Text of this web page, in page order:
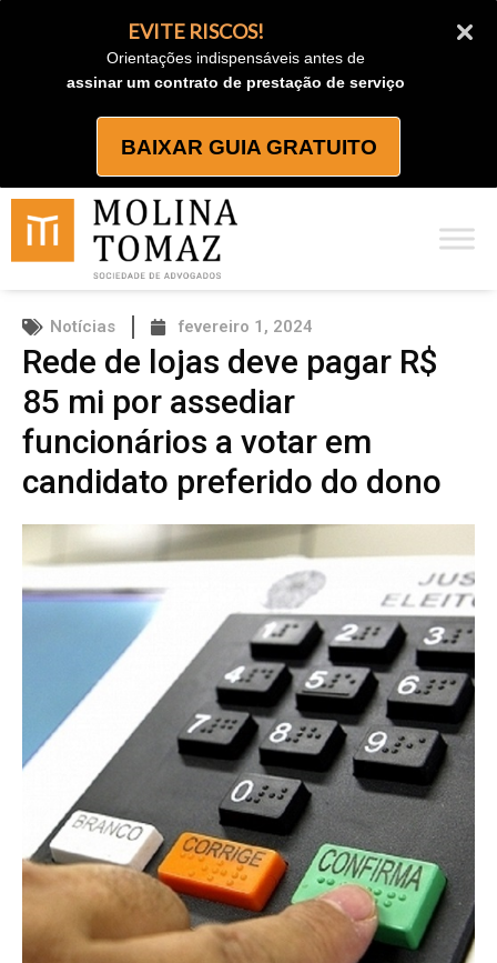
EVITE RISCOS!
Orientações indispensáveis antes de
assinar um contrato de prestação de serviço
BAIXAR GUIA GRATUITO
Notícias fevereiro 1, 2024
Rede de lojas deve pagar R$
85 mi por assediar
funcionários a votar em
candidato preferido do dono